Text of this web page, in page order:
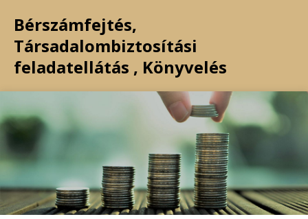
Bérszámfejtés,
Társadalombiztosítási
feladatellátás , Könyvelés